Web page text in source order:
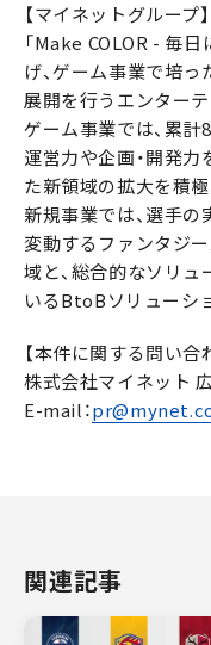
【マイネットグループ】
「Make COLOR - 毎
げ、ゲーム事業で培
展開を行うエンターテ
ゲーム事業では、累
運営力や企画・開発
た新領域の拡大を積極
新規事業では、選手
変動するファンタジ
域と、総合的なソリ
いるBtoBソリューシ
【本件に関する問い合
株式会社マイネット
E-mail：
関連記事